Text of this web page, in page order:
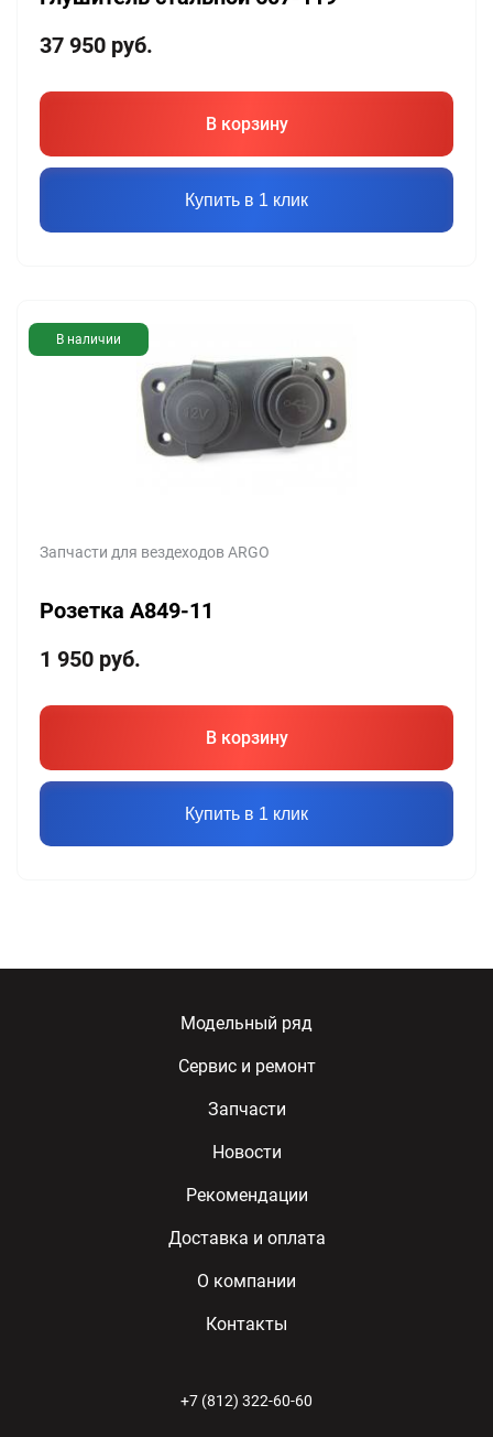
37 950 руб.
В корзину
Купить в 1 клик
В наличии
Запчасти для вездеходов ARGO
Розетка A849-11
1 950 руб.
В корзину
Купить в 1 клик
Модельный ряд
Сервис и ремонт
Запчасти
Новости
Рекомендации
Доставка и оплата
О компании
Контакты
+7 (812) 322-60-60